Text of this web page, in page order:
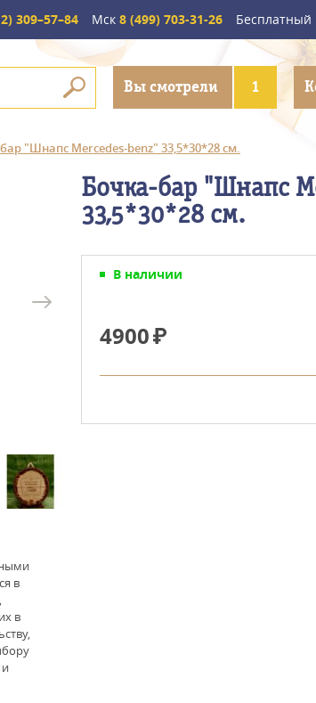
309–57–84 Мск 8 (499) 703-31-26
Вы смотрели 1
"Шнапс Mercedes-benz" 33,5*30*28 см.
Бочка-бар "Шнапс
33,5*30*28 см.
В наличии
4900
в
в